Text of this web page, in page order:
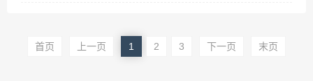
首页 上一页 1 2 3 下一页 末页